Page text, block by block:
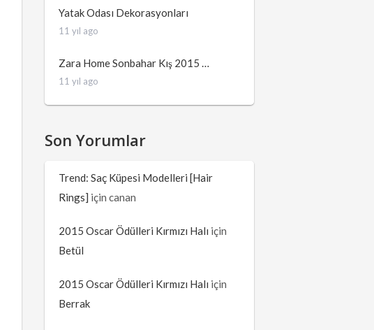
Yatak Odası Dekorasyonları
11 yıl ago
Zara Home Sonbahar Kış 2015 …
11 yıl ago
Son Yorumlar
Trend: Saç Küpesi Modelleri [Hair
Rings] için canan
2015 Oscar Ödülleri Kırmızı Halı için
Betül
2015 Oscar Ödülleri Kırmızı Halı için
Berrak